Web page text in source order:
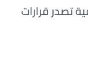
تصدر قرارات